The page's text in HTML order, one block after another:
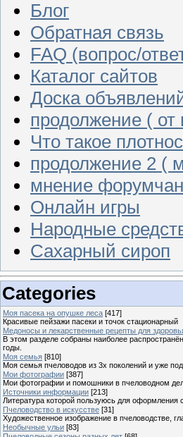
Блог
Обратная связь
FAQ (вопрос/
Каталог сайтов
Доска
продолжение ( от
Что такое
продолжение 2 (
мнение форумчан
Онлайн игры
Народные
Сахарный сироп
Categories
Моя пасека на опушке леса [417]
Красивые пейзажи пасеки и точок стационарный
Медоносы и лекарственные рецепты для
В этом разделе собраны наиболее
годы.
Моя семья [810]
Моя семья пчеловодов из 3х поколений и уже
Мои фотографии [387]
Мои фотографии и помошники в пчеловодном
Источники информации [213]
Литература которой пользуюсь для оформления
Пчеловодство в искусстве [31]
Художественное изображение в пчеловодстве,
Необычные ульи [83]